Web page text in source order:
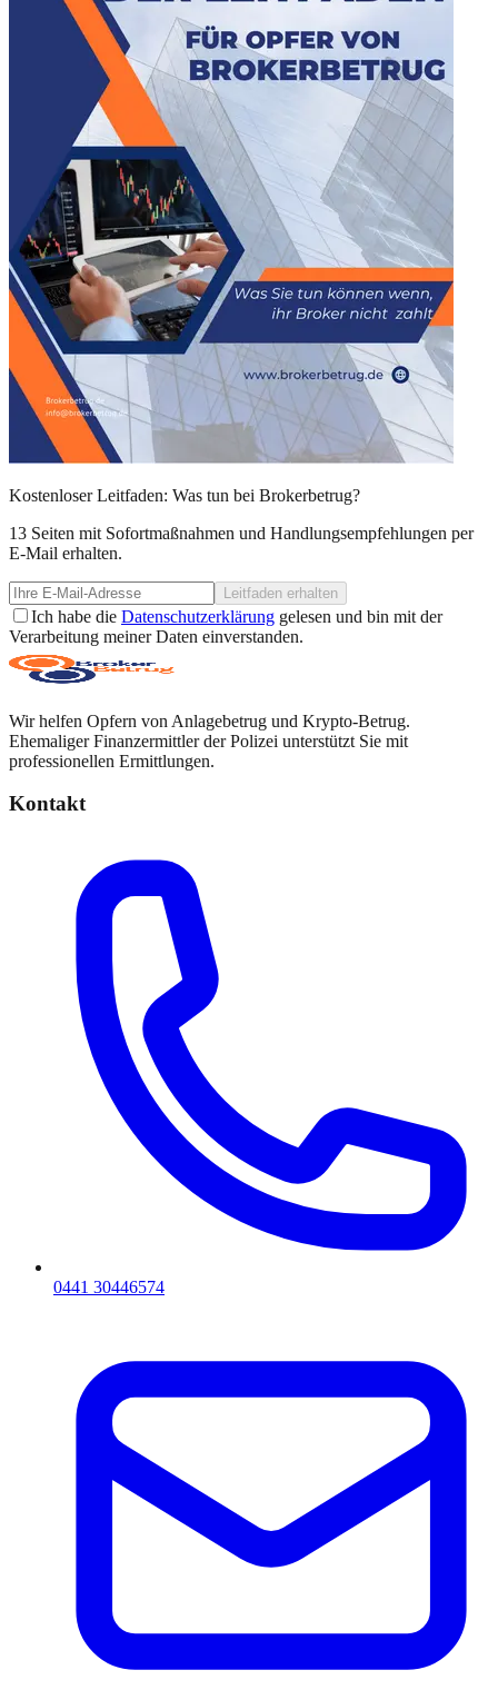
Kostenloser Leitfaden: Was tun bei Brokerbetrug?
13 Seiten mit Sofortmaßnahmen und Handlungsempfehlungen per
E-Mail erhalten.
Leitfaden erhalten
Ich habe die Datenschutzerklärung gelesen und bin mit der
Verarbeitung meiner Daten einverstanden.
Wir helfen Opfern von Anlagebetrug und Krypto-Betrug.
Ehemaliger Finanzermittler der Polizei unterstützt Sie mit
professionellen Ermittlungen.
Kontakt
0441 30446574